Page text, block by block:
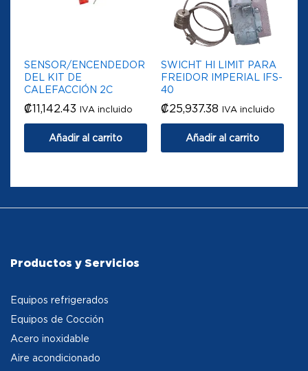
SENSOR/ENCENDEDOR
DEL KIT DE
CALEFACCIÓN 2C
₡11,142.43 IVA incluido
Añadir al carrito
SWICHT HI LIMIT PARA
FREIDOR IMPERIAL IFS-
40
₡25,937.38 IVA incluido
Añadir al carrito
Productos y Servicios
Equipos refrigerados
Equipos de Cocción
Acero inoxidable
Aire acondicionado